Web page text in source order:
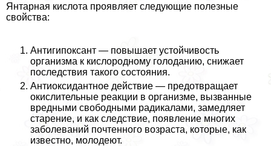
Янтарная кислота проявляет следующие полезные
свойства:
Антигипоксант — повышает устойчивость
организма к кислородному голоданию, снижает
последствия такого состояния.
Антиоксидантное действие — предотвращает
окислительные реакции в организме, вызванные
вредными свободными радикалами, замедляет
старение, и как следствие, появление многих
заболеваний почтенного возраста, которые, как
известно, молодеют.